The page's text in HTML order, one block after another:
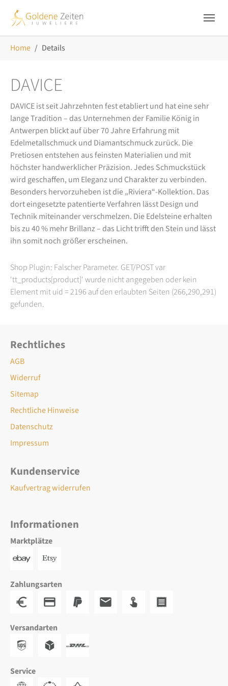
Home Details
DAVICE
DAVICE ist seit Jahrzehnten fest etabliert und hat eine sehr
lange Tradition – das Unternehmen der Familie König in
Antwerpen blickt auf über 70 Jahre Erfahrung mit
Edelmetallschmuck und Diamantschmuck zurück. Die
Pretiosen entstehen aus feinsten Materialien und mit
höchster handwerklicher Präzision. Jedes Schmuckstück
wird geschaffen, um Eleganz und Charakter zu verbinden.
Besonders hervorzuheben ist die „Riviera“-Kollektion. Das
dort eingesetzte patentierte Verfahren lässt Design und
Technik miteinander verschmelzen. Die Edelsteine erhalten
bis zu 40 % mehr Brillanz – das Licht trifft den Stein und lässt
ihn somit noch größer erscheinen.
Shop Plugin: Falscher Parameter. GET/POST var
'tt_products[product]' wurde nicht angegeben oder kein
Element mit uid = 2196 auf den erlaubten Seiten (266,290,291)
gefunden.
Rechtliches
AGB
Widerruf
Sitemap
Rechtliche Hinweise
Datenschutz
Impressum
Kundenservice
Kaufvertrag widerrufen
Informationen
Marktplätze
Zahlungsarten
Versandarten
Service